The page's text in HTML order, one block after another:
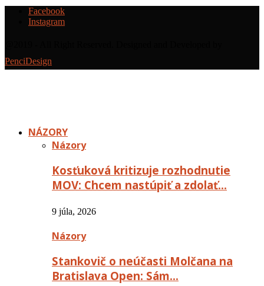
Facebook
Instagram
PenciDesign
NÁZORY
Názory
Kosťuková kritizuje rozhodnutie
MOV: Chcem nastúpiť a zdolať…
9 júla, 2026
Názory
Stankovič o neúčasti Molčana na
Bratislava Open: Sám…